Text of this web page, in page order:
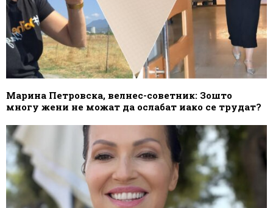
Марина Петровска, велнес-советник: Зошто
многу жени не можат да ослабат иако се трудат?